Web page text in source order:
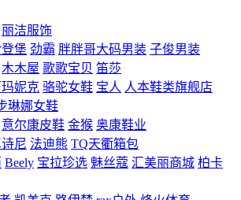
丽洁服饰
堡 劲霸 胖胖哥大码男装 子俊男装
木木屋 歌歌宝贝 笛莎
妮克 骆驼女鞋 宝人 人本鞋类旗舰店
琳娜女鞋
意尔康皮鞋 金猴 奥康鞋业
尼 法迪熊 TQ天衢箱包
Beely 宝拉珍选 魅丝蔻 汇美丽商城 柏卡